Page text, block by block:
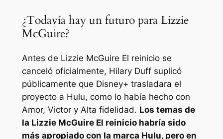
¿Todavía hay un futuro para Lizzie
McGuire?
Antes de Lizzie McGuire El reinicio se
canceló oficialmente, Hilary Duff suplicó
públicamente que Disney+ trasladara el
proyecto a Hulu, como lo había hecho con
Amor, Victory Alta fidelidad. Los temas de
la Lizzie McGuireEl reinicio habría sido
más apropiado con la marca Hulu, pero en